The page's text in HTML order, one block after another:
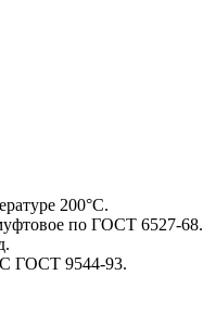
200°C.
по ГОСТ 6527-68.
С ГОСТ 9544-93.